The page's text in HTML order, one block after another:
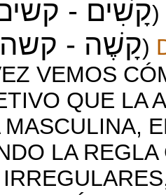
קָשִׁים -)
קָשֶׁה - קשה)
VEMOS
QUE LA
MASCULINA,
LA